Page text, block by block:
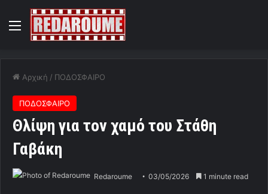
Menu
Αρχική / ΠΟΔΟΣΦΑΙΡΟ
ΠΟΔΟΣΦΑΙΡΟ
Θλίψη για τον χαμό του Στάθη
Γαβάκη
Redaroume 03/05/2026 1 minute read